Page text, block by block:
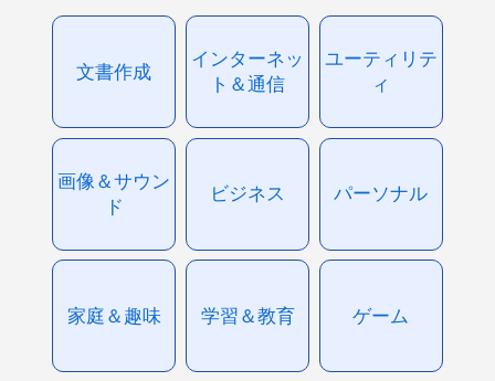
文書作成
インターネッ
ト＆通信
ユーティリテ
ィ
画像＆サウン
ド
ビジネス パーソナル
家庭＆趣味 学習＆教育 ゲーム